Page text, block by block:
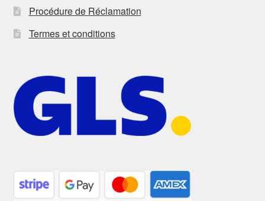
Procédure de Réclamation
Termes et conditions